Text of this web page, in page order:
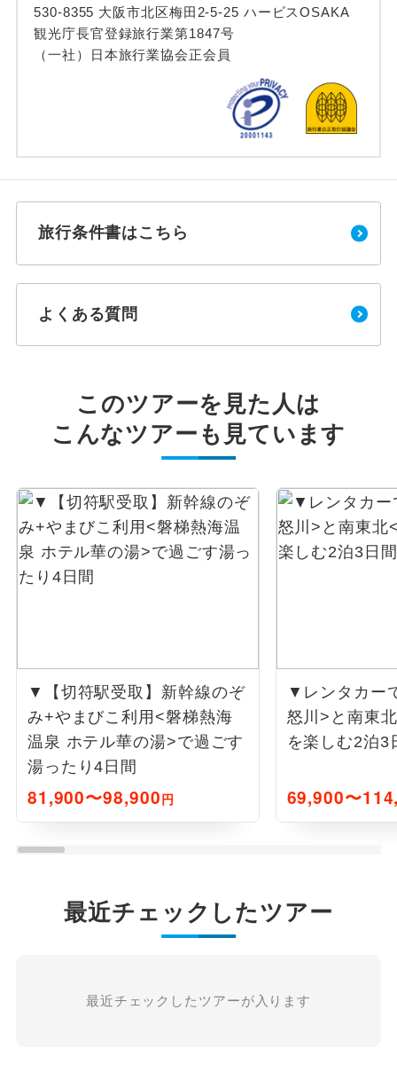
530-8355 大阪市北区梅田2-5-25 ハービスOSAKA
観光庁長官登録旅行業第1847号
（一社）日本旅行業協会正会員
旅行条件書はこちら
よくある質問
このツアーを見た人は
こんなツアーも見ています
▼【切符駅受取】新幹線のぞ
み+やまびこ利用<磐梯熱海
温泉 ホテル華の湯>で過ごす
湯ったり4日間
81,900〜98,900円
▼レンタカー
怒川>と南東
を楽しむ2泊3
69,900〜
最近チェックしたツアー
最近チェックしたツアーが入ります